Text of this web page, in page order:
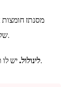
שלוש מערכות בבת אחת: עצבים, עיכול וכלי דם.
לינולול.יש לו תכונות אנטי מיקרוביאליות ואנטי דלקתיות.